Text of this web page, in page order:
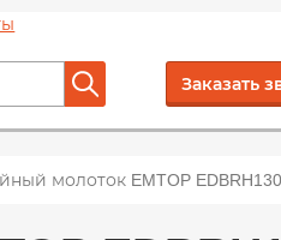
Заказать
молоток EMTOP